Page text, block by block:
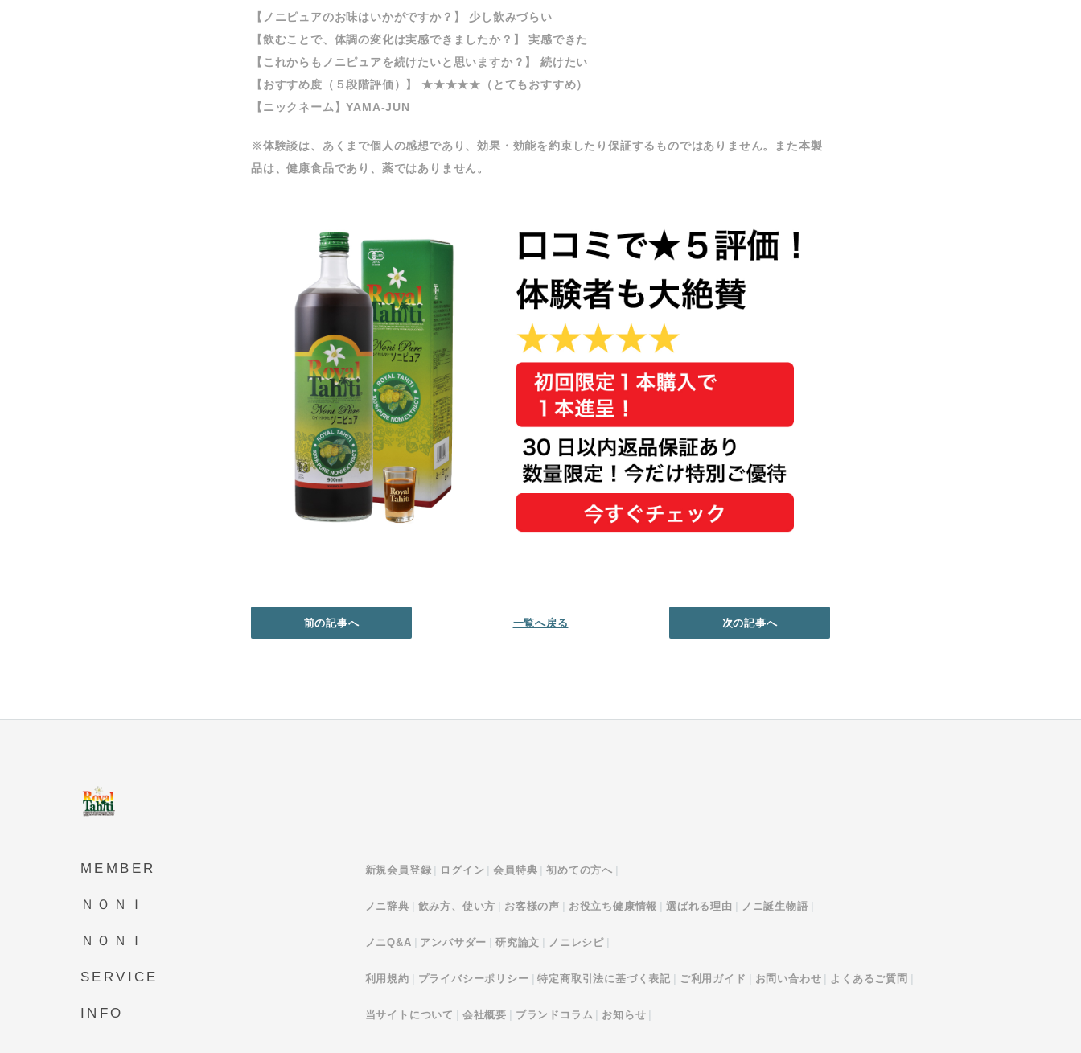
【ノニピュアのお味はいかがですか？】 少し飲みづらい
【飲むことで、体調の変化は実感できましたか？】 実感できた
【これからもノニピュアを続けたいと思いますか？】 続けたい
【おすすめ度（５段階評価）】 ★★★★★（とてもおすすめ）
【ニックネーム】YAMA-JUN
※体験談は、あくまで個人の感想であり、効果・効能を約束したり保証するものではありません。また本製
品は、健康食品であり、薬ではありません。
前の記事へ 一覧へ戻る 次の記事へ
MEMBER 新規会員登録 ログイン 会員特典 初めての方へ
ＮＯＮＩ ノニ辞典 飲み方、使い方 お客様の声 お役立ち健康情報 選ばれる理由 ノニ誕生物語
ＮＯＮＩ ノニQ&A アンバサダー 研究論文 ノニレシピ
SERVICE 利用規約 プライバシーポリシー 特定商取引法に基づく表記 ご利用ガイド お問い合わせ よくあるご質問
INFO 当サイトについて 会社概要 ブランドコラム お知らせ